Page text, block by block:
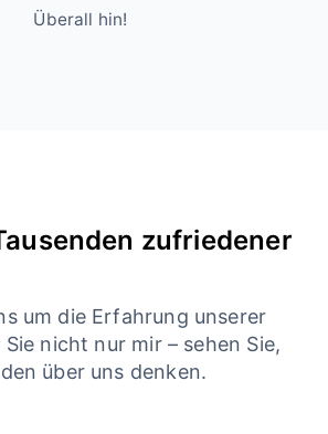
Überall hin!
zufriedener
um die Erfahrung unserer
nicht nur mir – sehen Sie,
über uns denken.